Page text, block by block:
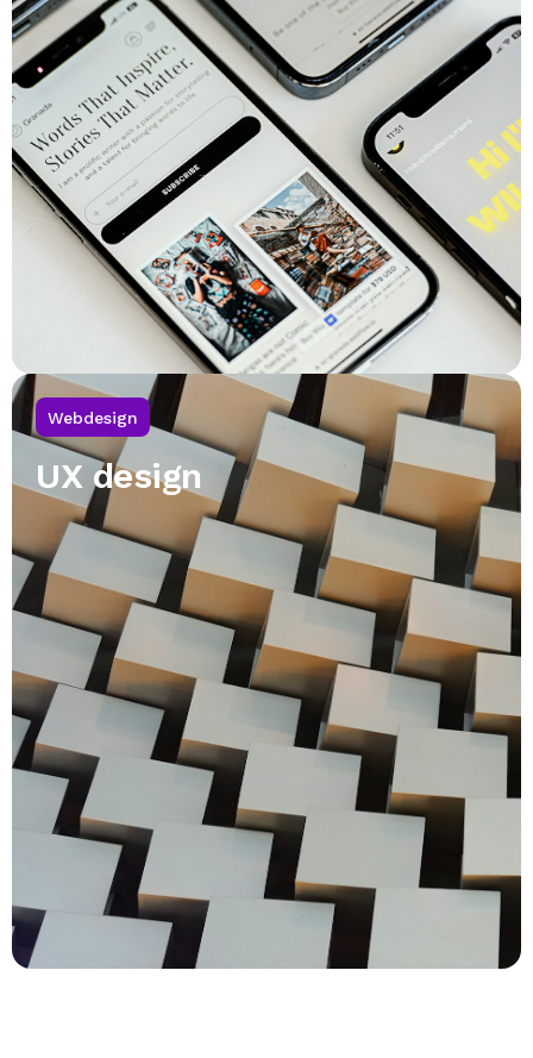
Webdesign
UX design